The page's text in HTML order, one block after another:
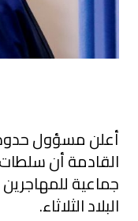
أعلن مسؤول
القادمة أن
جماعية
البلاد الثلاثاء.